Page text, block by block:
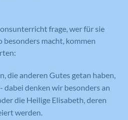
frage, wer für sie
besonders macht, kommen
die anderen Gutes getan haben,
dabei denken wir besonders an
die Heilige Elisabeth, deren
werden.